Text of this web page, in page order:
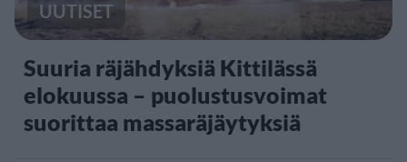
UUTISET
Suuria räjähdyksiä Kittilässä
elokuussa – puolustusvoimat
suorittaa massaräjäytyksiä